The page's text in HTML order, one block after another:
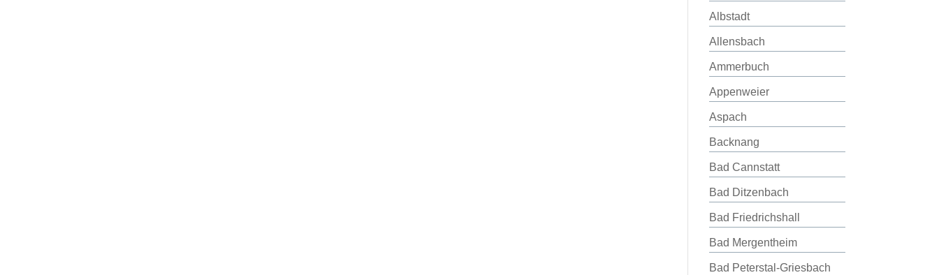
Albstadt
Allensbach
Ammerbuch
Appenweier
Aspach
Backnang
Bad Cannstatt
Bad Ditzenbach
Bad Friedrichshall
Bad Mergentheim
Bad Peterstal-Griesbach